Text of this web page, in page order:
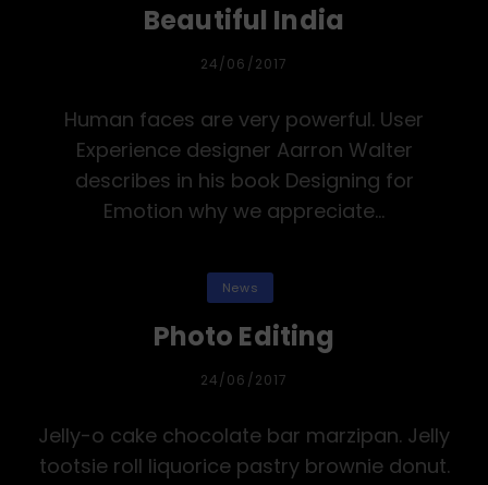
Beautiful India
PUBLICADA
24/06/2017
Human faces are very powerful. User
Experience designer Aarron Walter
describes in his book Designing for
Emotion why we appreciate…
Categorías
News
Photo Editing
PUBLICADA
24/06/2017
Jelly-o cake chocolate bar marzipan. Jelly
tootsie roll liquorice pastry brownie donut.